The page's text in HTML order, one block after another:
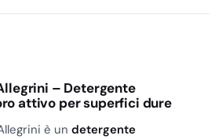
– Detergente
attivo per superfici dure
è un detergente